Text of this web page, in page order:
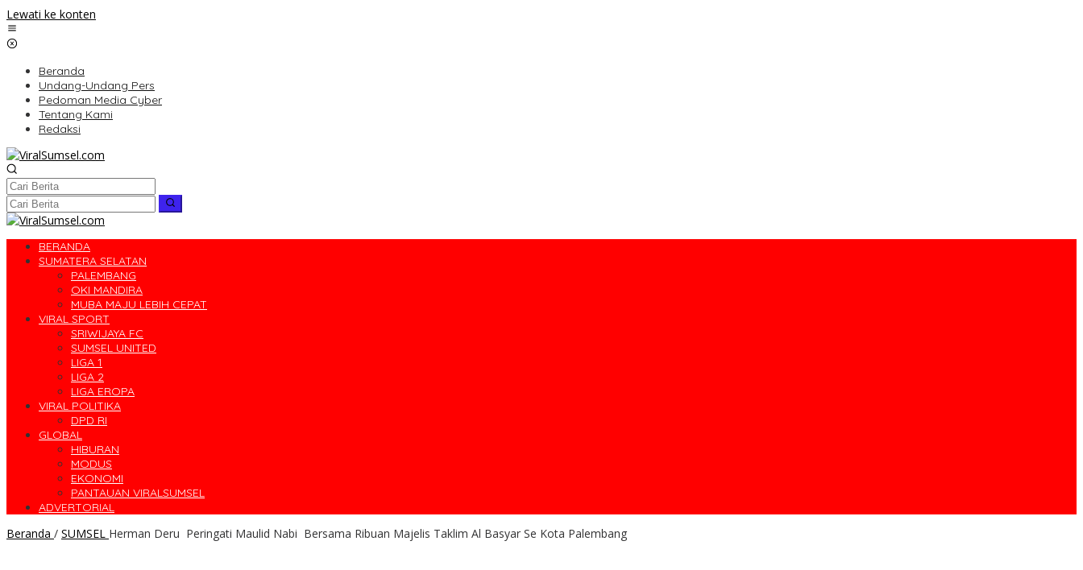
Lewati ke konten
Beranda
Undang-Undang Pers
Pedoman Media Cyber
Tentang Kami
Redaksi
BERANDA
SUMATERA SELATAN
PALEMBANG
OKI MANDIRA
MUBA MAJU LEBIH CEPAT
VIRAL SPORT
SRIWIJAYA FC
SUMSEL UNITED
LIGA 1
LIGA 2
LIGA EROPA
VIRAL POLITIKA
DPD RI
GLOBAL
HIBURAN
MODUS
EKONOMI
PANTAUAN VIRALSUMSEL
ADVERTORIAL
Beranda / SUMSEL Herman Deru Peringati Maulid Nabi Bersama Ribuan Majelis Taklim Al Basyar Se Kota Palembang